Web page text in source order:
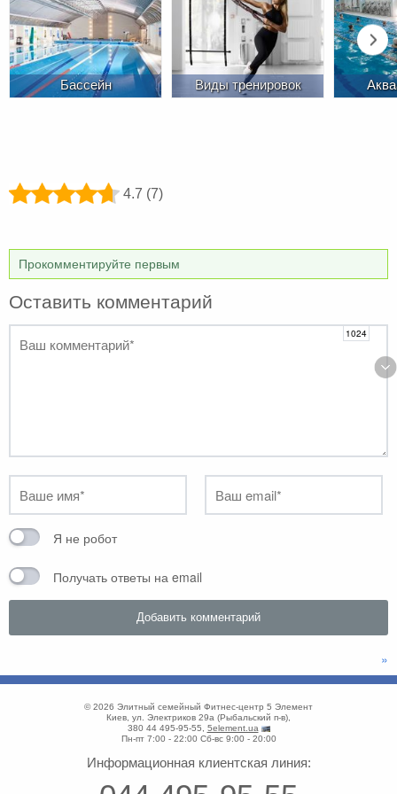
Бассейн Виды тренировок
4.7 (7)
Прокомментируйте первым
Оставить комментарий
Я не робот
Получать ответы на email
»
© 2026 Элитный семейный Фитнес-центр 5 Элемент
Киев, ул. Электриков 29а (Рыбальский п-в),
380 44 495-95-55, 5element.ua
Пн-пт 7:00 - 22:00 Сб-вс 9:00 - 20:00
Информационная клиентская линия: